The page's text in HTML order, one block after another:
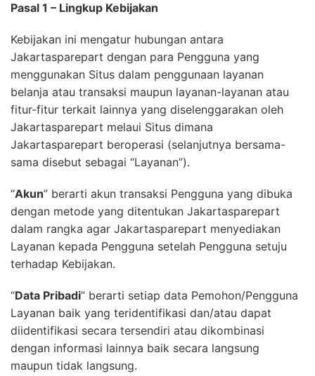
Pasal 1 – Lingkup Kebijakan
Kebijakan ini mengatur hubungan antara
Jakartasparepart dengan para Pengguna yang
menggunakan Situs dalam penggunaan layanan
belanja atau transaksi maupun layanan-layanan atau
fitur-fitur terkait lainnya yang diselenggarakan oleh
Jakartasparepart melaui Situs dimana
Jakartasparepart beroperasi (selanjutnya bersama-
sama disebut sebagai “Layanan”).
“Akun” berarti akun transaksi Pengguna yang dibuka
dengan metode yang ditentukan Jakartasparepart
dalam rangka agar Jakartasparepart menyediakan
Layanan kepada Pengguna setelah Pengguna setuju
terhadap Kebijakan.
“Data Pribadi” berarti setiap data Pemohon/Pengguna
Layanan baik yang teridentifikasi dan/atau dapat
diidentifikasi secara tersendiri atau dikombinasi
dengan informasi lainnya baik secara langsung
maupun tidak langsung.